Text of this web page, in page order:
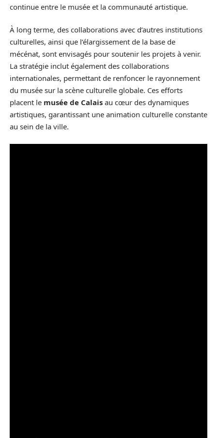
continue entre le musée et la communauté artistique.
À long terme, des collaborations avec d’autres institutions
culturelles, ainsi que l’élargissement de la base de
mécénat, sont envisagés pour soutenir les projets à venir.
La stratégie inclut également des collaborations
internationales, permettant de renfoncer le rayonnement
du musée sur la scène culturelle globale. Ces efforts
placent le musée de Calais au cœur des dynamiques
artistiques, garantissant une animation culturelle constante
au sein de la ville.